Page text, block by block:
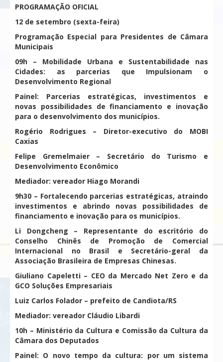
PROGRAMAÇÃO OFICIAL
12 de setembro (sexta-feira)
Programação Especial para Presidentes de Câmara
Municipais
09h – Mobilidade Urbana e Sustentabilidade nas
Cidades: as parcerias que Impulsionam o
Desenvolvimento Regional
Painel: Parcerias estratégicas, investimentos e
novas possibilidades de financiamento e inovação
para o desenvolvimento dos municípios.
Rogério Rodrigues – Diretor-executivo do MOBI
Caxias
Felipe Gremelmaier – Secretário do Turismo e
Desenvolvimento Econômico
Mediador: vereador Hiago Morandi
9h30 – Fortalecendo parcerias estratégicas, atraindo
investimentos e abrindo novas possibilidades de
financiamento e inovação para os municípios.
Li Dongcheng – Representante do escritório do
Conselho Chinês de Promoção de Comercial
Internacional no Brasil e Secretário-geral da
Associação Brasileira de Empresas Chinesas.
Giuliano Capeletti – CEO da Mercado Net Zero e da
GCO Soluções Empresariais
Luiz Carlos Folador – prefeito de Candiota/RS
Mediador: vereador Cláudio Libardi
10h – Ministério da Cultura e Comissão da Cultura da
Câmara dos Deputados
Painel: O novo tempo da cultura: por um sistema